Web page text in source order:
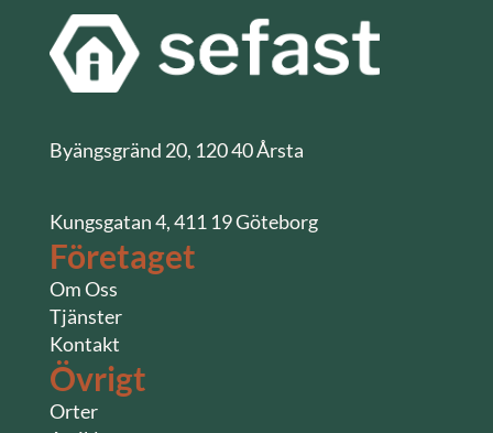
Byängsgränd 20, 120 40 Årsta
Kungsgatan 4, 411 19 Göteborg
Företaget
Om Oss
Tjänster
Kontakt
Övrigt
Orter